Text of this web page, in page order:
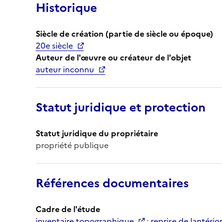
Historique
Siècle de création (partie de siècle ou époque)
20e siècle
Auteur de l'œuvre ou créateur de l'objet
auteur inconnu
Statut juridique et protection
Statut juridique du propriétaire
propriété publique
Références documentaires
Cadre de l'étude